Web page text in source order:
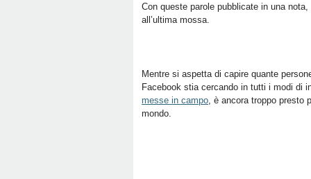
Con queste parole pubblicate in una
all’ultima mossa.
Mentre si aspetta di capire quante
Facebook stia cercando in tutti i modi di
messe in campo, è ancora troppo presto
mondo.